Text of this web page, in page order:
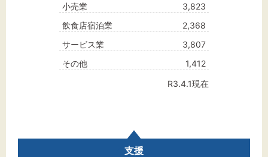
小売業
3,823
飲食店宿泊業
2,368
サービス業
3,807
その他
1,412
R3.4.1現在
支援